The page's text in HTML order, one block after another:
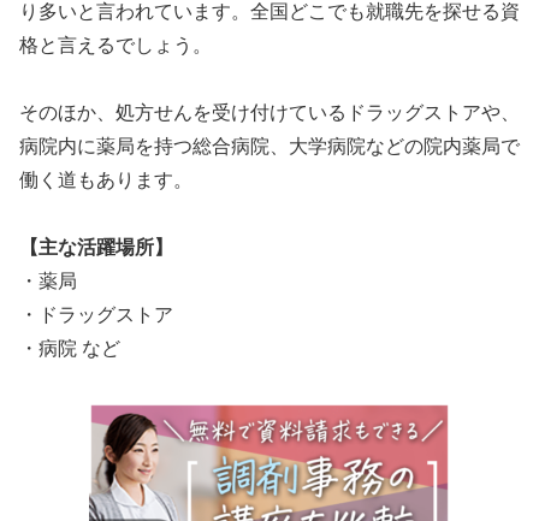
り多いと言われています。全国どこでも就職先を探せる資
格と言えるでしょう。
そのほか、処方せんを受け付けているドラッグストアや、
病院内に薬局を持つ総合病院、大学病院などの院内薬局で
働く道もあります。
【主な活躍場所】
・薬局
・ドラッグストア
・病院 など